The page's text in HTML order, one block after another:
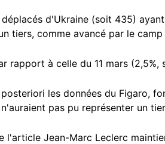
déplacés d'Ukraine (soit 435)
tiers, comme avancé par le camp
rapport à celle du 11 mars (2,5%,
les données du Figaro,
pas pu représenter un
l'article Jean-Marc Leclerc